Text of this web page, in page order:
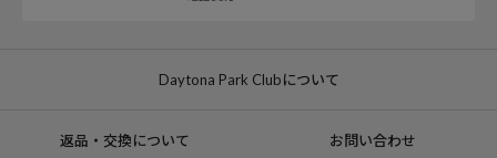
Daytona Park Clubについて
返品・交換について お問い合わせ